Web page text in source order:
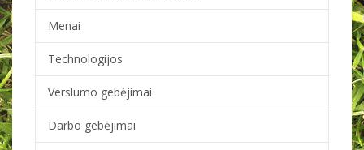
Menai
Technologijos
Verslumo gebėjimai
Darbo gebėjimai